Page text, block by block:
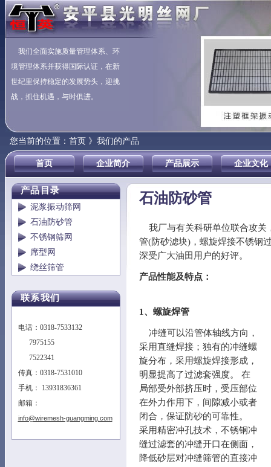
我们全面实施质量管理体系、环
境管理体系并获得国际认证，在新
世纪里保持稳定的发展势头，迎挑
战，抓住机遇，与时俱进。
您当前的位置： 首页 》我们的产品
首页 企业简介 产品展示 企业文化
产品目录
泥浆振动筛网
石油防砂管
不锈钢筛网
席型网
绕丝筛管
联系我们
电话：0318-7533132
7975155
7522341
传真：0318-7531010
手机： 13931836361
邮箱：
info@wiremesh-guangming.com
石油防砂管
我厂与有关科研单位联合攻关
管(防砂滤块)，螺旋焊接不锈钢
深受广大油田用户的好评。
产品性能及特点：
1、螺旋焊管
冲缝可以沿管体轴线方向，
采用直缝焊接；独有的冲缝螺
旋分布，采用螺旋焊接形成，
明显提高了过滤套强度。 在
局部受外部挤压时，受压部位
在外力作用下，间隙减小或者
闭合，保证防砂的可靠性。
采用精密冲孔技术，不锈钢冲
缝过滤套的冲缝开口在侧面，
降低砂层对冲缝筛管的直接冲